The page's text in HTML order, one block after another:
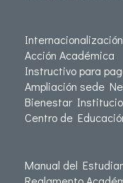
Internacionalización
Acción Académica
Instructivo para
Ampliación sede
Bienestar
Centro de
Manual del